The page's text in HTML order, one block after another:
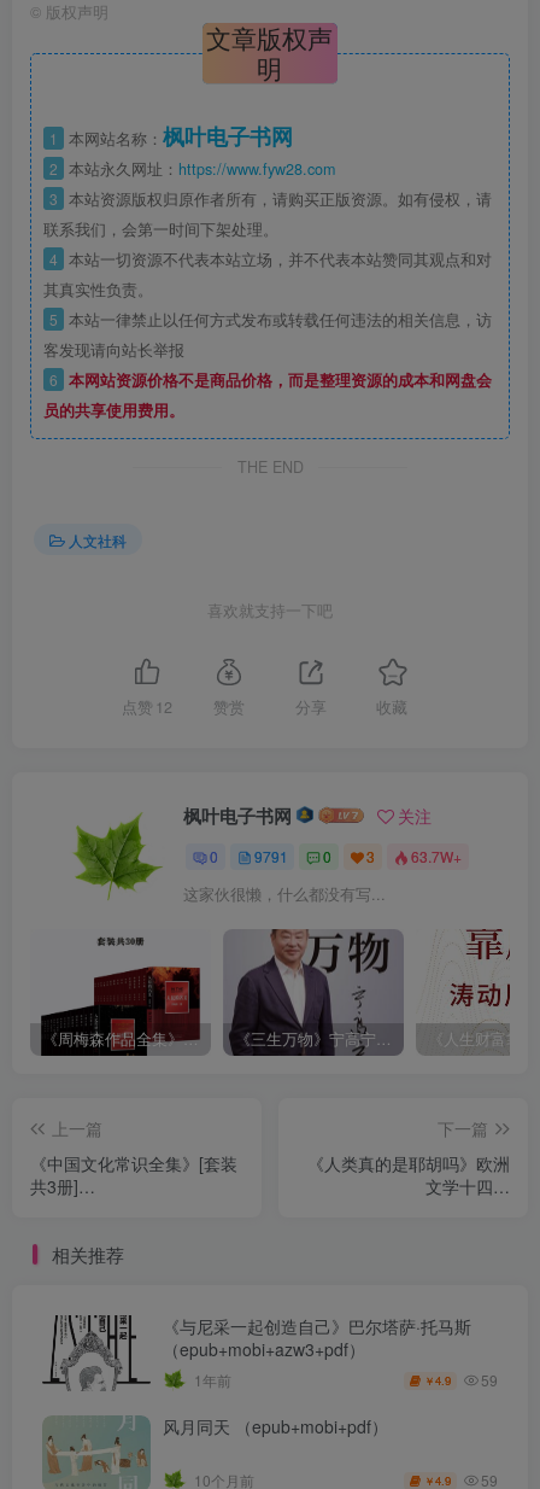
© 版权声明
文章版权声
明
1 本网站名称： 枫叶电子书网
2 本站永久网址： https://www.fyw28.com
3 本站资源版权归原作者所有，请购买正版资源。如有侵权，请
联系我们，会第一时间下架处理。
4 本站一切资源不代表本站立场，并不代表本站赞同其观点和对
其真实性负责。
5 本站一律禁止以任何方式发布或转载任何违法的相关信息，访
客发现请向站长举报
6 本网站资源价格不是商品价格，而是整理资源的成本和网盘会
员的共享使用费用。
THE END
人文社科
喜欢就支持一下吧
点赞 12 赞赏 分享 收藏
枫叶电子书网 关注
0 9791 0 3 63.7W+
这家伙很懒，什么都没有写...
《周梅森作品全集》[共30册] 《三生万物》宁高宁（epub+mobi+azw3+pdf）
上一篇
《中国文化常识全集》[套装
共3册]
下一篇
《人类真的是耶胡吗》欧洲
文学十四讲
相关推荐
《与尼采一起创造自己》巴尔塔萨·托马斯
（epub+mobi+azw3+pdf）
1年前 ￥4.9 59
风月同天 （epub+mobi+pdf）
10个月前 ￥4.9 59